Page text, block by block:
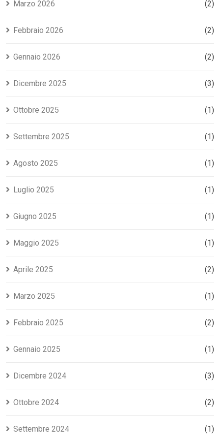
Marzo 2026 (2)
Febbraio 2026 (2)
Gennaio 2026 (2)
Dicembre 2025 (3)
Ottobre 2025 (1)
Settembre 2025 (1)
Agosto 2025 (1)
Luglio 2025 (1)
Giugno 2025 (1)
Maggio 2025 (1)
Aprile 2025 (2)
Marzo 2025 (1)
Febbraio 2025 (2)
Gennaio 2025 (1)
Dicembre 2024 (3)
Ottobre 2024 (2)
Settembre 2024 (1)